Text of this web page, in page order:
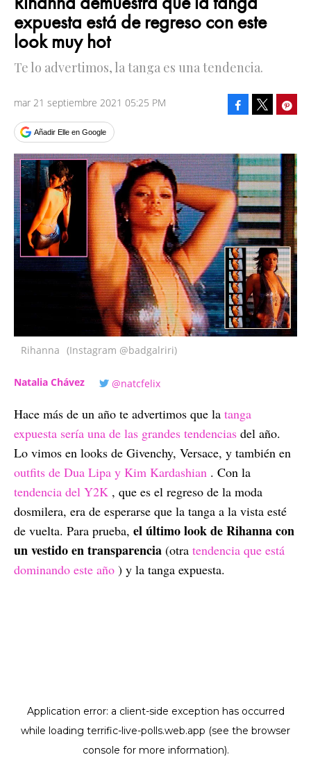
expuesta está de regreso con este
look muy hot
Te lo advertimos, la tanga es una tendencia.
mar 21 septiembre 2021 05:25 PM
Añadir Elle en Google
Facebook
Rihanna (Instagram @badgalriri)
Natalia Chávez @natcfelix
Hace más de un año te advertimos que la tanga
expuesta sería una de las grandes tendencias del año.
Lo vimos en looks de Givenchy, Versace, y también en
outfits de Dua Lipa y Kim Kardashian . Con la
tendencia del Y2K , que es el regreso de la moda
dosmilera, era de esperarse que la tanga a la vista esté
de vuelta. Para prueba, el último look de Rihanna con
un vestido en transparencia (otra tendencia que está
dominando este año ) y la tanga expuesta.